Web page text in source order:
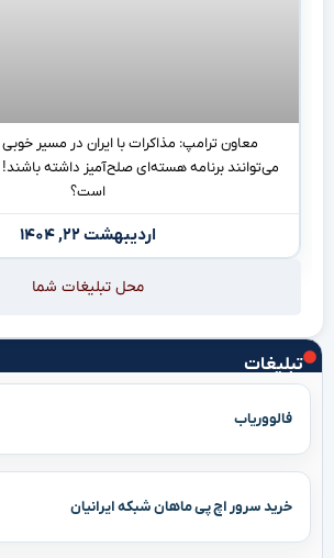
تبلیغات
فالووریاب
خرید سرور اچ پی ماهان شبکه ایرانیان
معاون ترامپ: مذاکرات با ایران در مسیر خوبی
می‌توانند برنامه هسته‌ای صلح‌آمیز داشته باشند!
است؟
اردیبهشت ۲۲, ۱۴۰۴
محل تبلیغات شما